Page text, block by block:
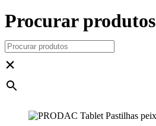
Procurar produtos
×